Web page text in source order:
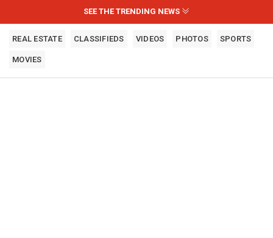
SEE THE TRENDING NEWS
REAL ESTATE CLASSIFIEDS VIDEOS PHOTOS SPORTS
MOVIES